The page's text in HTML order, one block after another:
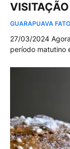
VISITAÇÃO
GUARAPUAVA
27/03/2024
período matutino